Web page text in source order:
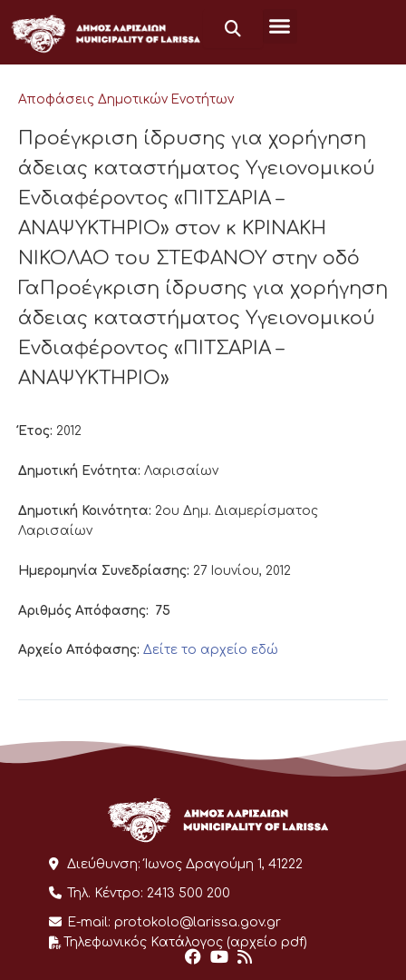
στο
περιεχόμενο
Αποφάσεις Δημοτικών Ενοτήτων
Προέγκριση ίδρυσης για χορήγηση
άδειας καταστήματος Υγειονομικού
Ενδιαφέροντος «ΠΙΤΣΑΡΙΑ –
ΑΝΑΨΥΚΤΗΡΙΟ» στον κ ΚΡΙΝΑΚΗ
ΝΙΚΟΛΑΟ του ΣΤΕΦΑΝΟΥ στην οδό
ΓαΠροέγκριση ίδρυσης για χορήγηση
άδειας καταστήματος Υγειονομικού
Ενδιαφέροντος «ΠΙΤΣΑΡΙΑ –
ΑΝΑΨΥΚΤΗΡΙΟ»
Έτος: 2012
Δημοτική Ενότητα: Λαρισαίων
Δημοτική Κοινότητα: 2ου Δημ. Διαμερίσματος
Λαρισαίων
Ημερομηνία Συνεδρίασης: 27 Ιουνίου, 2012
Αριθμός Απόφασης: 75
Αρχείο Απόφασης: Δείτε το αρχείο εδώ
Διεύθυνση: Ίωνος Δραγούμη 1, 41222
Τηλ. Κέντρο: 2413 500 200
E-mail: protokolo@larissa.gov.gr
Τηλεφωνικός Κατάλογος (αρχείο pdf)